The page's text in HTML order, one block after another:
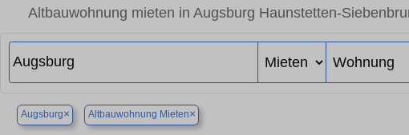
Altbauwohnung mieten in Augsburg Haunstetten-
Augsburg× Altbauwohnung Mieten×